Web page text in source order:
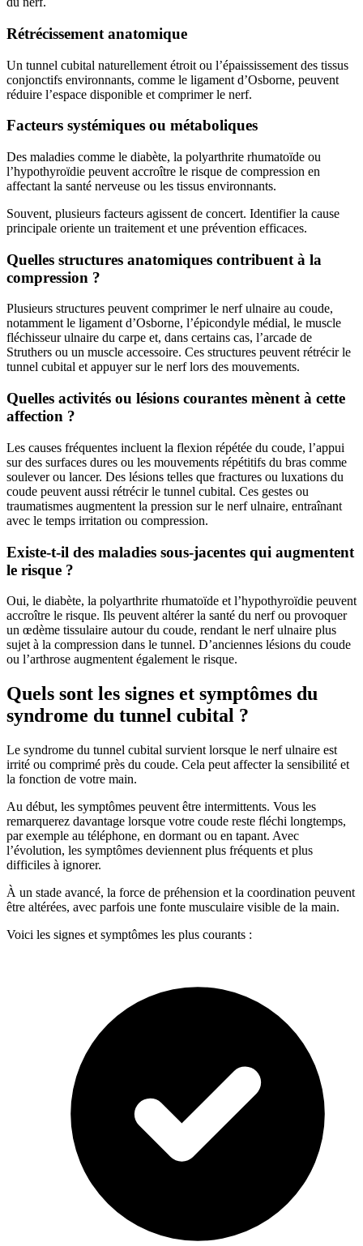
Rétrécissement anatomique
Un tunnel cubital naturellement étroit ou l’épaississement des tissus
conjonctifs environnants, comme le ligament d’Osborne, peuvent
réduire l’espace disponible et comprimer le nerf.
Facteurs systémiques ou métaboliques
Des maladies comme le diabète, la polyarthrite rhumatoïde ou
l’hypothyroïdie peuvent accroître le risque de compression en
affectant la santé nerveuse ou les tissus environnants.
Souvent, plusieurs facteurs agissent de concert. Identifier la cause
principale oriente un traitement et une prévention efficaces.
Quelles structures anatomiques contribuent à la
compression ?
Plusieurs structures peuvent comprimer le nerf ulnaire au coude,
notamment le ligament d’Osborne, l’épicondyle médial, le muscle
fléchisseur ulnaire du carpe et, dans certains cas, l’arcade de
Struthers ou un muscle accessoire. Ces structures peuvent rétrécir le
tunnel cubital et appuyer sur le nerf lors des mouvements.
Quelles activités ou lésions courantes mènent à cette
affection ?
Les causes fréquentes incluent la flexion répétée du coude, l’appui
sur des surfaces dures ou les mouvements répétitifs du bras comme
soulever ou lancer. Des lésions telles que fractures ou luxations du
coude peuvent aussi rétrécir le tunnel cubital. Ces gestes ou
traumatismes augmentent la pression sur le nerf ulnaire, entraînant
avec le temps irritation ou compression.
Existe-t-il des maladies sous-jacentes qui augmentent
le risque ?
Oui, le diabète, la polyarthrite rhumatoïde et l’hypothyroïdie peuvent
accroître le risque. Ils peuvent altérer la santé du nerf ou provoquer
un œdème tissulaire autour du coude, rendant le nerf ulnaire plus
sujet à la compression dans le tunnel. D’anciennes lésions du coude
ou l’arthrose augmentent également le risque.
Quels sont les signes et symptômes du
syndrome du tunnel cubital ?
Le syndrome du tunnel cubital survient lorsque le nerf ulnaire est
irrité ou comprimé près du coude. Cela peut affecter la sensibilité et
la fonction de votre main.
Au début, les symptômes peuvent être intermittents. Vous les
remarquerez davantage lorsque votre coude reste fléchi longtemps,
par exemple au téléphone, en dormant ou en tapant. Avec
l’évolution, les symptômes deviennent plus fréquents et plus
difficiles à ignorer.
À un stade avancé, la force de préhension et la coordination peuvent
être altérées, avec parfois une fonte musculaire visible de la main.
Voici les signes et symptômes les plus courants :